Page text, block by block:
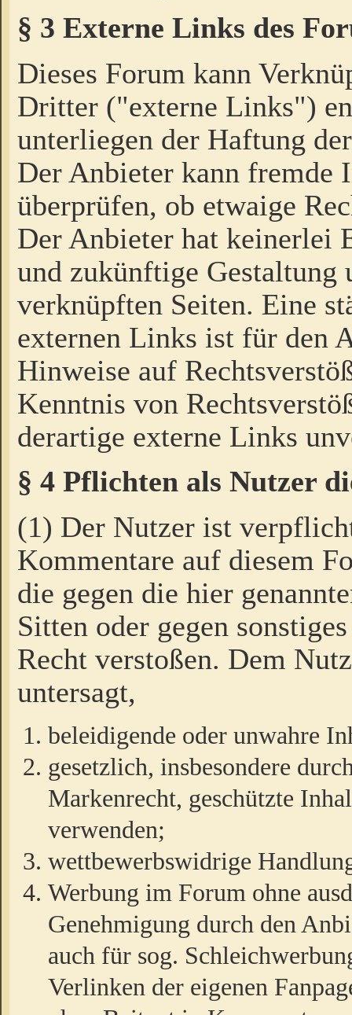
§ 3 Externe Links des
Dieses Forum kann
Dritter ("externe Links")
unterliegen der Haftung
Der Anbieter kann fremde
überprüfen, ob etwaige
Der Anbieter hat keinerlei
und zukünftige Gestaltung
verknüpften Seiten. Eine
externen Links ist für den
Hinweise auf
Kenntnis von
derartige externe Links
§ 4 Pflichten als Nutzer
(1) Der Nutzer ist
Kommentare auf diesem
die gegen die hier
Sitten oder gegen
Recht verstoßen. Dem
untersagt,
beleidigende oder unwahre
gesetzlich, insbesondere
Markenrecht, geschützte
verwenden;
wettbewerbswidrige
Werbung im Forum ohne
Genehmigung durch den
auch für sog.
Verlinken der eigenen